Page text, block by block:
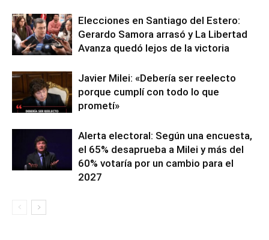
Elecciones en Santiago del Estero:
Gerardo Samora arrasó y La Libertad
Avanza quedó lejos de la victoria
Javier Milei: «Debería ser reelecto
porque cumplí con todo lo que
prometí»
Alerta electoral: Según una encuesta,
el 65% desaprueba a Milei y más del
60% votaría por un cambio para el
2027